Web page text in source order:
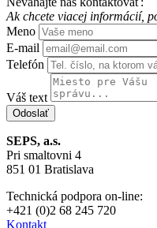
Ak chcete viacej informácií,
Meno
E-mail
Telefón
Váš text
SEPS, a.s.
Pri smaltovni 4
851 01 Bratislava
Technická podpora on-line:
+421 (0)2 68 245 720
Kontakt